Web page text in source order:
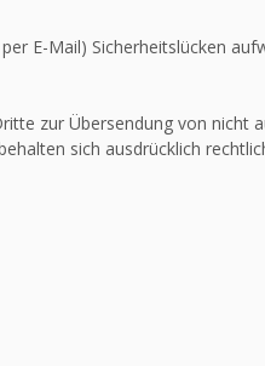
E-Mail) Sicherheitslücken
zur Übersendung von nicht
sich ausdrücklich